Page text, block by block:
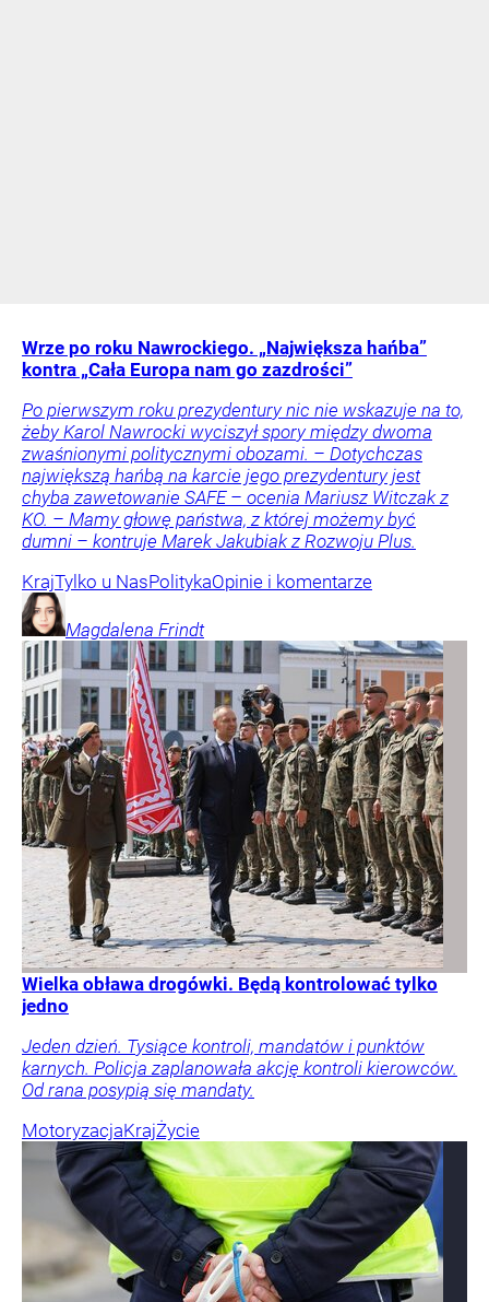
Wrze po roku Nawrockiego. „Największa hańba”
kontra „Cała Europa nam go zazdrości”
Po pierwszym roku prezydentury nic nie wskazuje na to,
żeby Karol Nawrocki wyciszył spory między dwoma
zwaśnionymi politycznymi obozami. – Dotychczas
największą hańbą na karcie jego prezydentury jest
chyba zawetowanie SAFE – ocenia Mariusz Witczak z
KO. – Mamy głowę państwa, z której możemy być
dumni – kontruje Marek Jakubiak z Rozwoju Plus.
KrajTylko u NasPolitykaOpinie i komentarze
Magdalena Frindt
Wielka obława drogówki. Będą kontrolować tylko
jedno
Jeden dzień. Tysiące kontroli, mandatów i punktów
karnych. Policja zaplanowała akcję kontroli kierowców.
Od rana posypią się mandaty.
MotoryzacjaKrajŻycie